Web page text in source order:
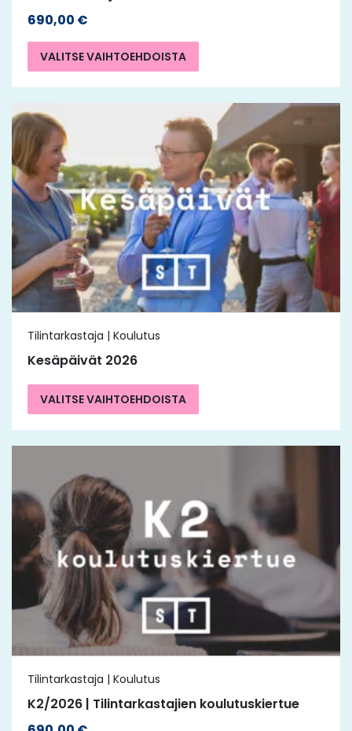
690,00 €
VALITSE VAIHTOEHDOISTA
Tilintarkastaja | Koulutus
Kesäpäivät 2026
VALITSE VAIHTOEHDOISTA
Tilintarkastaja | Koulutus
K2/2026 | Tilintarkastajien koulutuskiertue